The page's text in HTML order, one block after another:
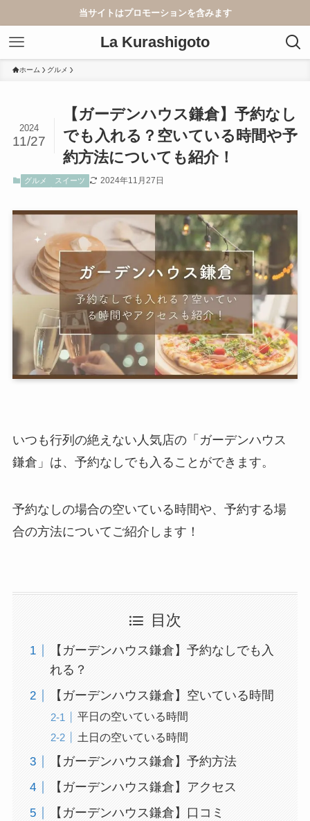
当サイトはプロモーションを含みます
La Kurashigoto
ホーム グルメ
【ガーデンハウス鎌倉】予約なし
でも入れる？空いている時間や予
約方法についても紹介！
2024
11/27
グルメ スイーツ 2024年11月27日
いつも行列の絶えない人気店の「ガーデンハウス
鎌倉」は、予約なしでも入ることができます。
予約なしの場合の空いている時間や、予約する場
合の方法についてご紹介します！
目次
【ガーデンハウス鎌倉】予約なしでも入
れる？
【ガーデンハウス鎌倉】空いている時間
平日の空いている時間
土日の空いている時間
【ガーデンハウス鎌倉】予約方法
【ガーデンハウス鎌倉】アクセス
【ガーデンハウス鎌倉】口コミ